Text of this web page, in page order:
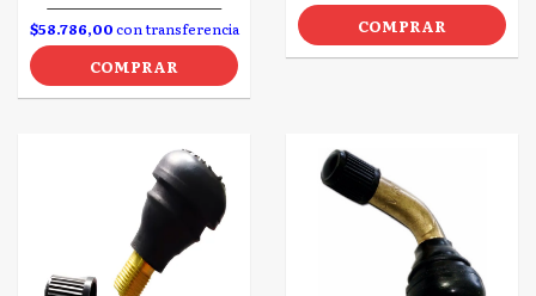
$58.786,00con transferencia
COMPRAR
COMPRAR